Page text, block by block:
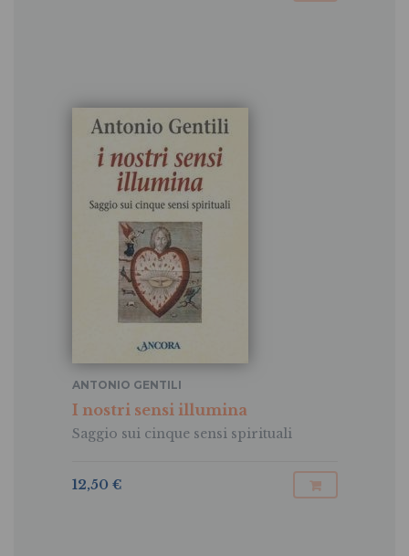
I nostri sensi illumina
Saggio sui cinque sensi spirituali
ANTONIO GENTILI
12,50 €